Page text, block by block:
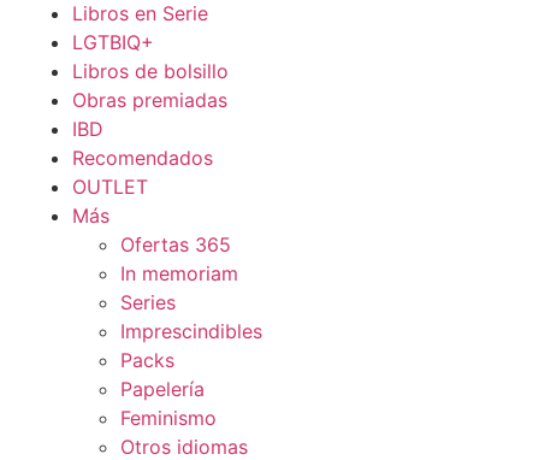
Libros en Serie
LGTBIQ+
Libros de bolsillo
Obras premiadas
IBD
Recomendados
OUTLET
Más
Ofertas 365
In memoriam
Series
Imprescindibles
Packs
Papelería
Feminismo
Otros idiomas